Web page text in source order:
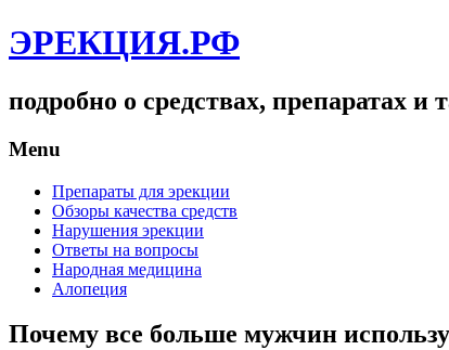
ЭРЕКЦИЯ.РФ
подробно о средствах, препаратах
Menu
Препараты для эрекции
Обзоры качества средств
Нарушения эрекции
Ответы на вопросы
Народная медицина
Алопеция
Почему все больше мужчин